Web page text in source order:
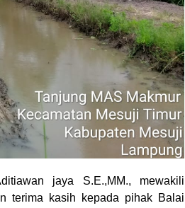
jaya S.E.,MM., mewakili
terima kasih kepada pihak Balai